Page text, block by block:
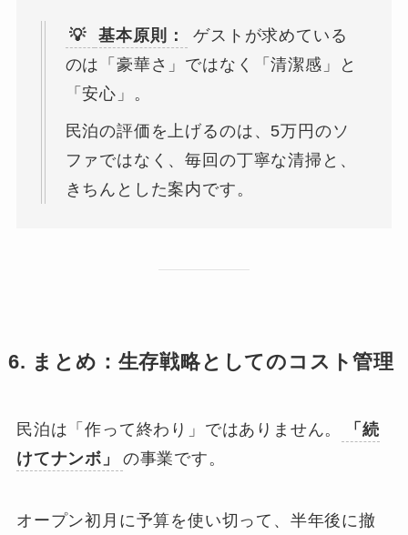
💡 基本原則：
ゲストが求めている
のは「豪華さ」ではなく「清潔感」と
「安心」。
民泊の評価を上げるのは、5万円のソ
ファではなく、毎回の丁寧な清掃と、
きちんとした案内です。
6. まとめ：生存戦略としてのコスト管理
民泊は「作って終わり」ではありません。
「続
けてナンボ」
の事業です。
オープン初月に予算を使い切って、半年後に撤